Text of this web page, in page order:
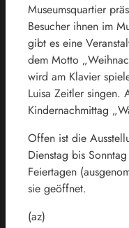
Museumsquartier
Besucher ihnen im
gibt es eine
dem Motto
wird am Klavier
Luisa Zeitler singen.
Kindernachmittag
Offen ist die
Dienstag bis
Feiertagen
sie geöffnet.
(az)